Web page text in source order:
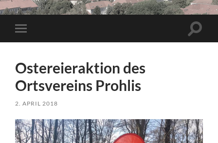
Ostereieraktion des
Ortsvereins Prohlis
2. APRIL 2018